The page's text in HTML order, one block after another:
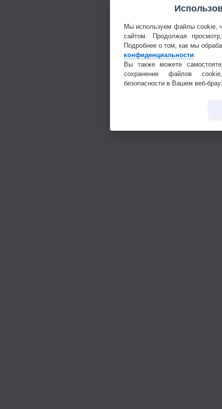
Мы используем файлы cookie,
сайтом. Продолжая
Подробнее о том, как мы
конфиденциальности
Вы также можете
сохранение файлов
безопасности в Вашем веб-